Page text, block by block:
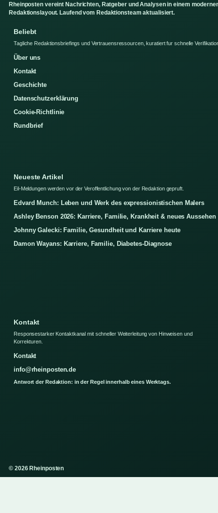
Rheinposten vereint Nachrichten, Ratgeber und Analysen in einem
Redaktionslayout. Laufend vom Redaktionsteam aktualisiert.
Beliebt
Tagliche Redaktionsbriefings und Vertrauensressourcen, kuratiert fur schnelle
Über uns
Kontakt
Geschichte
Datenschutzerklärung
Cookie-Richtlinie
Rundbrief
Neueste Artikel
Eil-Meldungen werden vor der Veroffentlichung von der Redaktion gepruft.
Edvard Munch: Leben und Werk des expressionistischen Malers
Ashley Benson 2026: Karriere, Familie, Krankheit & neues Aussehen
Johnny Galecki: Familie, Gesundheit und Karriere heute
Damon Wayans: Karriere, Familie, Diabetes-Diagnose
Kontakt
Responsestarker Kontaktkanal mit schneller Weiterleitung von Hinweisen und
Korrekturen.
Kontakt
info@rheinposten.de
Antwort der Redaktion: in der Regel innerhalb eines Werktags.
© 2026 Rheinposten